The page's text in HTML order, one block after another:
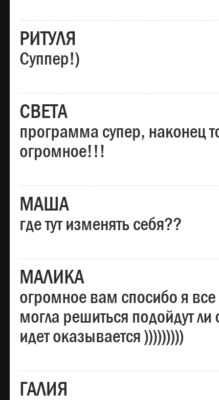
РИТУЛЯ
Суппер!)
СВЕТА
программа супер, наконец
огромное!!!
МАША
где тут изменять себя??
МАЛИКА
огромное вам спосибо я
могла решиться подойдут ли
идет оказывается )))))))))
ГАЛИЯ